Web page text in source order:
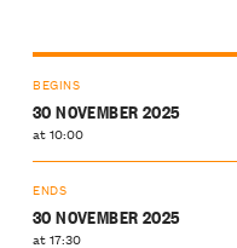
BEGINS
30 NOVEMBER 2025
at 10:00
ENDS
30 NOVEMBER 2025
at 17:30